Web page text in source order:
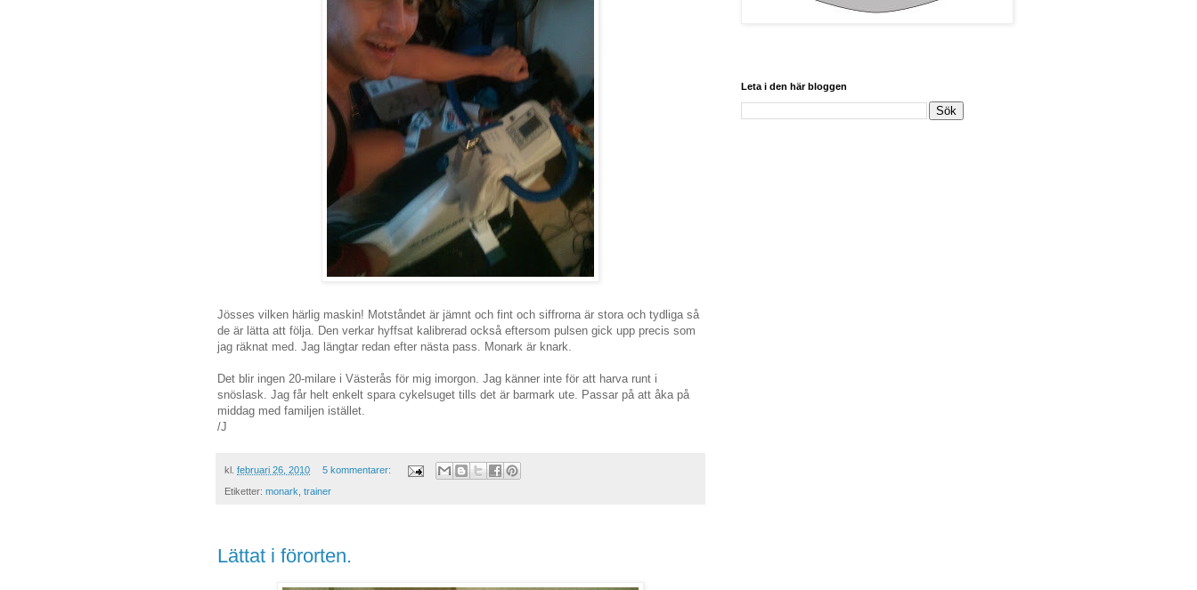
Jösses vilken härlig maskin! Motståndet är jämnt och fint och siffrorna är stora och tydliga så
de är lätta att följa. Den verkar hyffsat kalibrerad också eftersom pulsen gick upp precis som
jag räknat med. Jag längtar redan efter nästa pass. Monark är knark.
Det blir ingen 20-milare i Västerås för mig imorgon. Jag känner inte för att harva runt i
snöslask. Jag får helt enkelt spara cykelsuget tills det är barmark ute. Passar på att åka på
middag med familjen istället.
/J
kl. februari 26, 2010 5 kommentarer:
Etiketter: monark trainer
Lättat i förorten.
Leta i den här bloggen